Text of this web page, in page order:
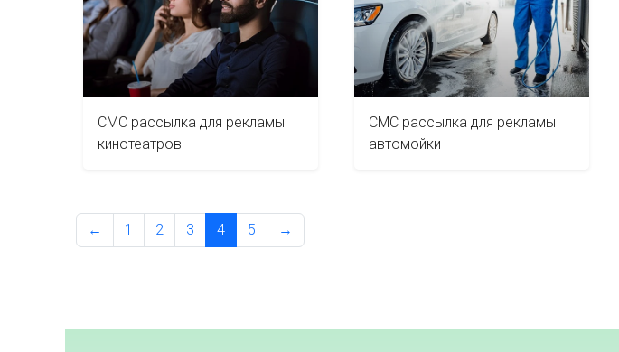
СМС рассылка для рекламы
кинотеатров
СМС рассылка для рекламы
автомойки
← 1 2 3 4 5 →